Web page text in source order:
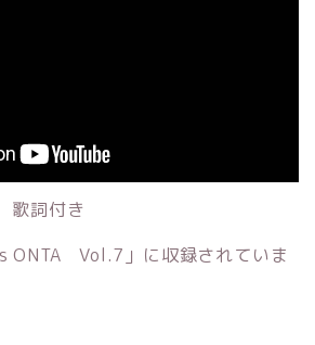
詞付き
ONTA Vol.7」に収録されていま